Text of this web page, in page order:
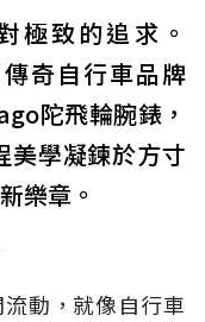
極致的追求。
傳奇自行車品牌
陀飛輪腕錶，
美學凝鍊於方寸
樂章。
動，就像自行車